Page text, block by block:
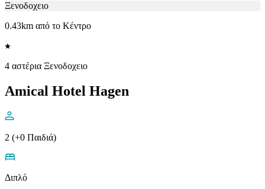
Ξενοδοχειο
0.43km από το Κέντρο
4 αστέρια Ξενοδοχειο
Amical Hotel Hagen
2 (+0 Παιδιά)
Διπλό